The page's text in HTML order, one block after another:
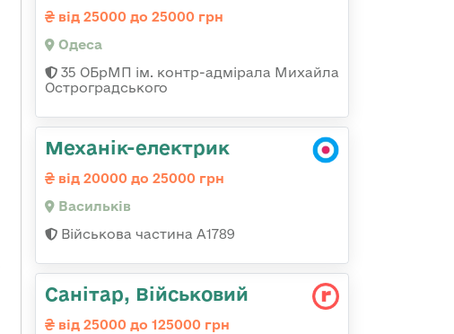
від 25000 до 25000 грн
Одеса
35 ОБрМП ім. контр-адмірала Михайла
Остроградського
Механік-електрик
від 20000 до 25000 грн
Васильків
Військова частина А1789
Санітар, Військовий
від 25000 до 125000 грн